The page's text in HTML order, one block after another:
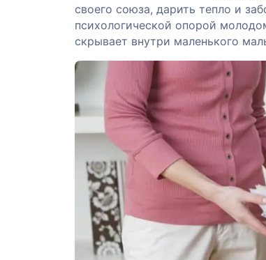
своего союза, дарить тепло и
психологической опорой
скрывает внутри маленького